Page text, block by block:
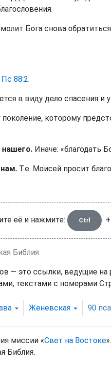
Бога снова
Пс 88:2.
в виду дело спасения и
которому
нашего. Иначе: «благодать
Т.е. Моисей просит
её и нажмите: Ctrl +
Библия
— это ссылки, ведущие на
текстами с номерами
Женевская 90
миссии «Свет на Востоке».
Библия.